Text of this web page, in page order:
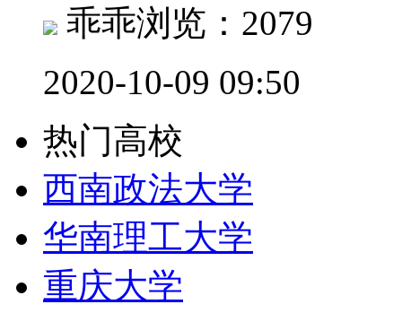
乖乖浏览：2079
2020-10-09 09:50
热门高校
西南政法大学
华南理工大学
重庆大学